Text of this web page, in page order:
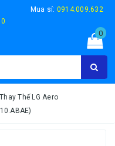
Mua sỉ: 0914.009.632
0
Thế LG Aero